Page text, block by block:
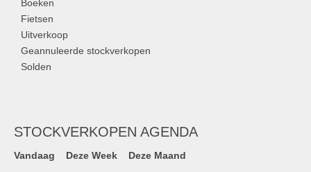
Boeken
Fietsen
Uitverkoop
Geannuleerde stockverkopen
Solden
STOCKVERKOPEN AGENDA
Vandaag Deze Week Deze Maand